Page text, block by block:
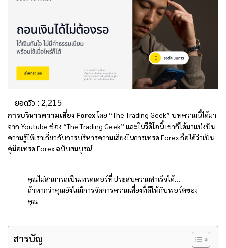
ยอดวิว : 2,215
การบริหารความเสี่ยง Forexโดย “The Trading Geek” บทความนี้ได้มา
จาก Youtube ช่อง “The Trading Geek” และในวีดิโอนี้ เขาก็ได้มาแบ่งปัน
ความรู้ให้เราเกี่ยวกับการบริหารความเสี่ยงในการเทรด Forex ถือได้ว่าเป็น
คู่มือเทรด Forex ฉบับสมบูรณ์
คุณไม่สามารถเป็นเทรดเดอร์ที่ประสบความสำเร็จได้…
ถ้าหากว่าคุณยังไม่มีการจัดการความเสี่ยงที่ดีให้กับพอร์ตของ
คุณ
สารบัญ